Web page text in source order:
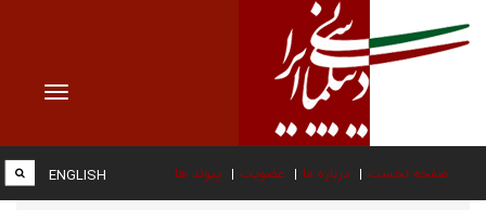
Toggle
صفحه نخست درباره ما عضویت پیوند ها ENGLISH